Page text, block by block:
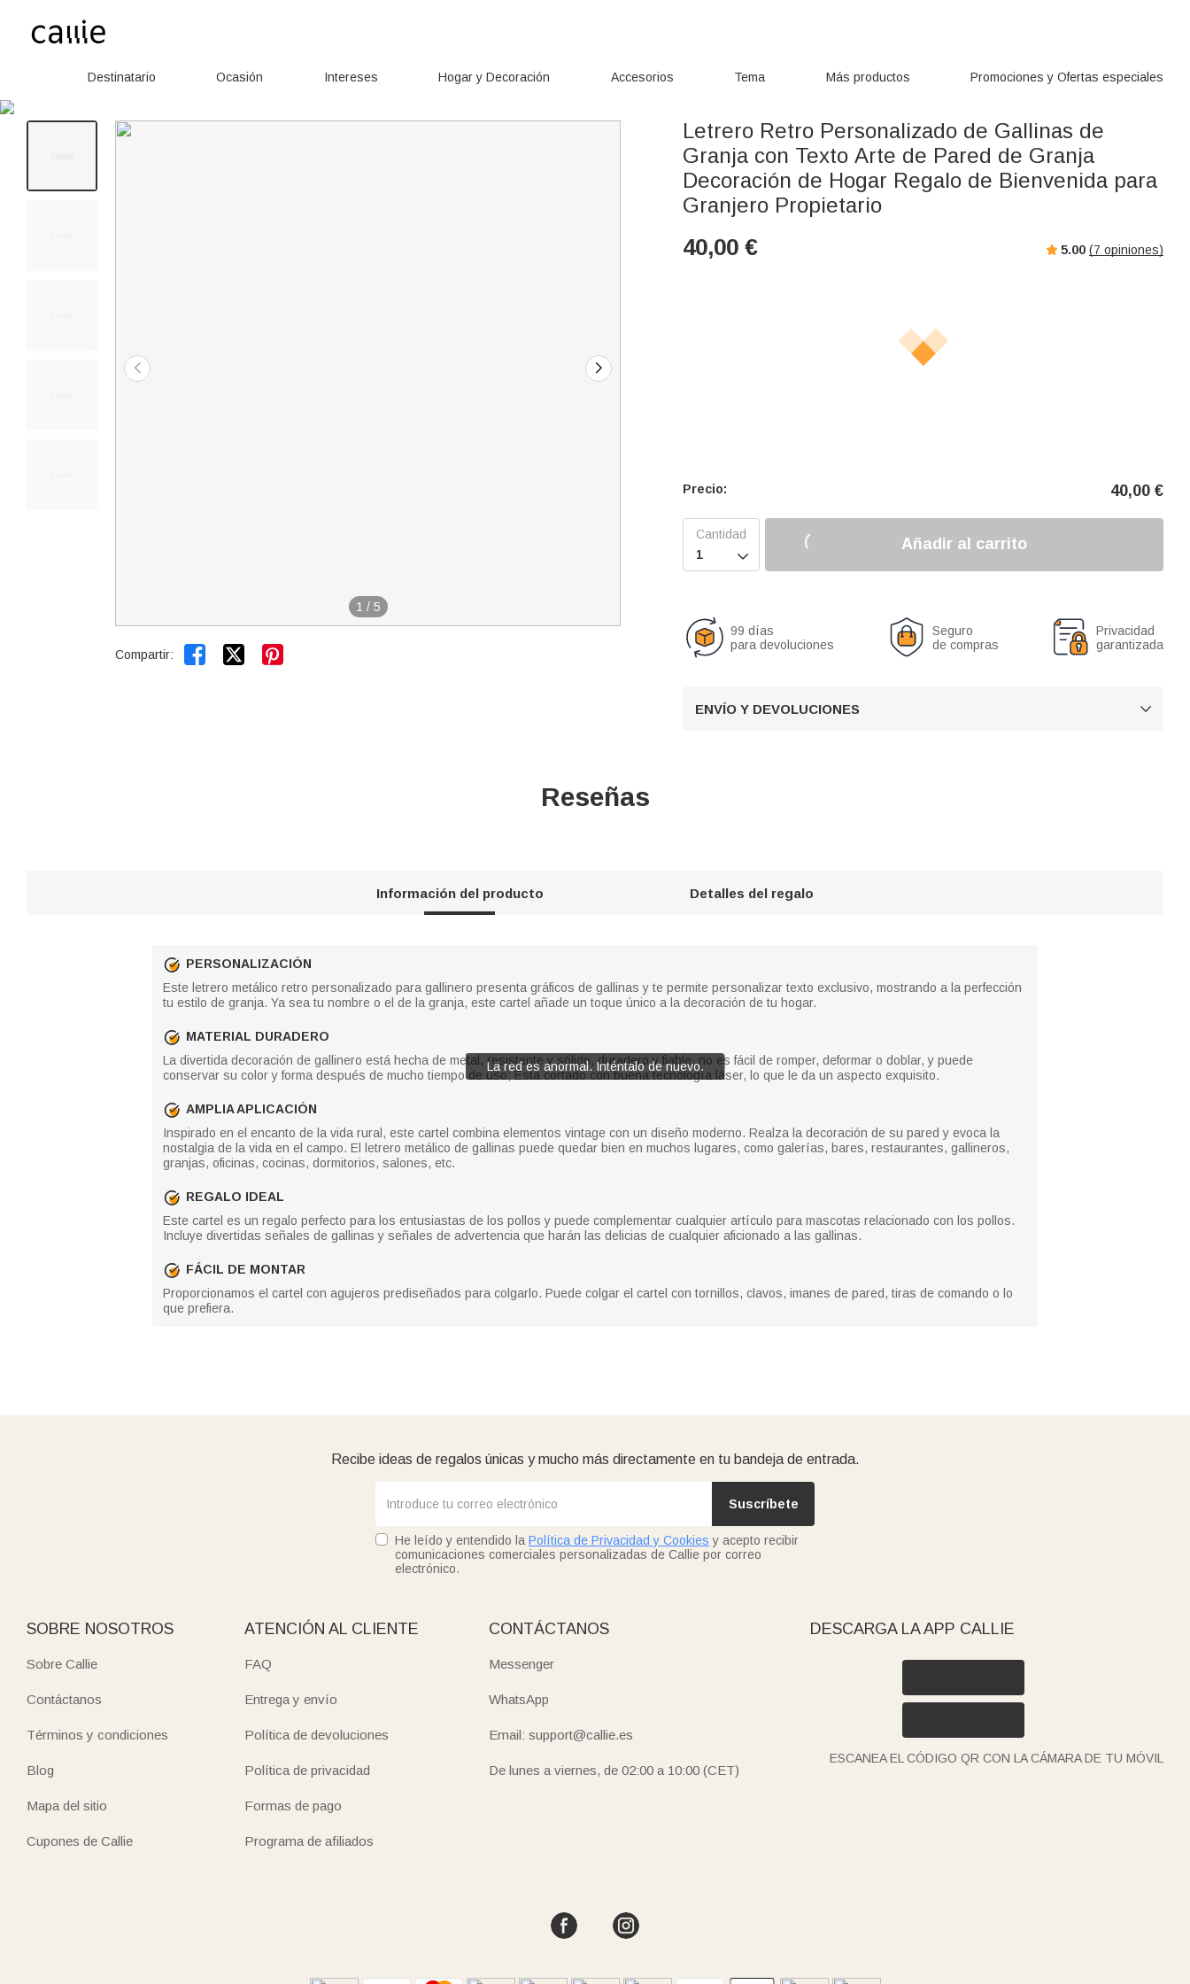
Destinatario Ocasión Intereses Hogar y Decoración Accesorios Tema Más productos Promociones y Ofertas especiales
1 / 5
Compartir:  
Letrero Retro Personalizado de Gallinas de
Granja con Texto Arte de Pared de Granja
Decoración de Hogar Regalo de Bienvenida para
Granjero Propietario
40,00 € 5.00 (7 opiniones)
Precio: 40,00 €

Añadir al carrito
99 días
para devoluciones
Seguro
de compras
Privacidad
garantizada
ENVÍO Y DEVOLUCIONES 
Reseñas
Información del producto Detalles del regalo
PERSONALIZACIÓN
Este letrero metálico retro personalizado para gallinero presenta gráficos de gallinas y te permite personalizar texto exclusivo, mostrando a la perfección
tu estilo de granja. Ya sea tu nombre o el de la granja, este cartel añade un toque único a la decoración de tu hogar.
MATERIAL DURADERO
La divertida decoración de gallinero está hecha de metal, resistente y sólido, duradero y fiable, no es fácil de romper, deformar o doblar, y puede
conservar su color y forma después de mucho tiempo de uso; Está cortado con buena tecnología láser, lo que le da un aspecto exquisito.
AMPLIA APLICACIÓN
Inspirado en el encanto de la vida rural, este cartel combina elementos vintage con un diseño moderno. Realza la decoración de su pared y evoca la
nostalgia de la vida en el campo. El letrero metálico de gallinas puede quedar bien en muchos lugares, como galerías, bares, restaurantes, gallineros,
granjas, oficinas, cocinas, dormitorios, salones, etc.
REGALO IDEAL
Este cartel es un regalo perfecto para los entusiastas de los pollos y puede complementar cualquier artículo para mascotas relacionado con los pollos.
Incluye divertidas señales de gallinas y señales de advertencia que harán las delicias de cualquier aficionado a las gallinas.
FÁCIL DE MONTAR
Proporcionamos el cartel con agujeros prediseñados para colgarlo. Puede colgar el cartel con tornillos, clavos, imanes de pared, tiras de comando o lo
que prefiera.
Recibe ideas de regalos únicas y mucho más directamente en tu bandeja de entrada.
Suscríbete
He leído y entendido la Política de Privacidad y Cookies y acepto recibir
comunicaciones comerciales personalizadas de Callie por correo
electrónico.
SOBRE NOSOTROS
Sobre Callie
Contáctanos
Términos y condiciones
Blog
Mapa del sitio
Cupones de Callie
ATENCIÓN AL CLIENTE
FAQ
Entrega y envío
Política de devoluciones
Política de privacidad
Formas de pago
Programa de afiliados
CONTÁCTANOS
Messenger
WhatsApp
Email: support@callie.es
De lunes a viernes, de 02:00 a 10:00 (CET)
DESCARGA LA APP CALLIE
ESCANEA EL CÓDIGO QR CON LA CÁMARA DE TU MÓVIL
La red es anormal. Inténtalo de nuevo.